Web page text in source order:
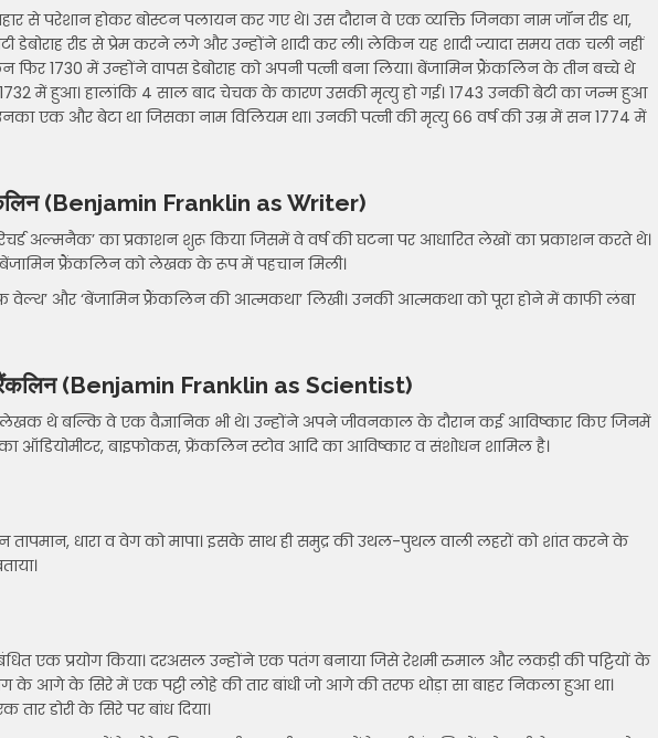
से परेशान होकर बोस्टन पलायन कर गए थे। उस दौरान वे एक व्यक्ति जिनका नाम जॉन रीड था,
रीड से प्रेम करने लगे और उन्होंने शादी कर ली। लेकिन यह शादी ज्यादा समय तक चली नहीं
1730 में उन्होंने वापस डेबोराह को अपनी पत्नी बना लिया। बेंजामिन फ्रैंकलिन के तीन बच्चे थे
में हुआ। हालांकि 4 साल बाद चेचक के कारण उसकी मृत्यु हो गई। 1743 उनकी बेटी का जन्म हुआ
एक और बेटा था जिसका नाम विलियम था। उनकी पत्नी की मृत्यु 66 वर्ष की उम्र में सन 1774 में
(Benjamin Franklin as Writer)
अल्मनैक’ का प्रकाशन शुरू किया जिसमें वे वर्ष की घटना पर आधारित लेखों का प्रकाशन करते थे।
फ्रैंकलिन को लेखक के रूप में पहचान मिली।
और ‘बेंजामिन फ्रैंकलिन की आत्मकथा’ लिखी। उनकी आत्मकथा को पूरा होने में काफी लंबा
(Benjamin Franklin as Scientist)
थे बल्कि वे एक वैज्ञानिक भी थे। उन्होंने अपने जीवनकाल के दौरान कई आविष्कार किए जिनमें
ऑडियोमीटर, बाइफोकस, फ्रेंकलिन स्टोव आदि का आविष्कार व संशोधन शामिल है।
तापमान, धारा व वेग को मापा। इसके साथ ही समुद्र की उथल-पुथल वाली लहरों को शांत करने के
एक प्रयोग किया। दरअसल उन्होंने एक पतंग बनाया जिसे रेशमी रुमाल और लकड़ी की पट्टियों के
के आगे के सिरे में एक पट्टी लोहे की तार बांधी जो आगे की तरफ थोड़ा सा बाहर निकला हुआ था।
डोरी के सिरे पर बांध दिया।